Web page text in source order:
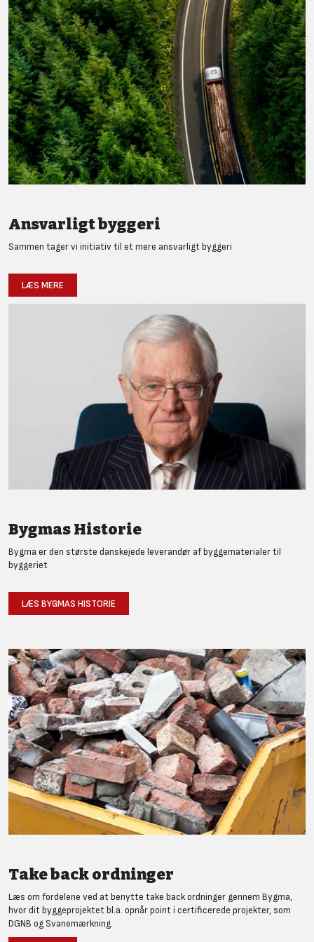
Ansvarligt byggeri
Sammen tager vi initiativ til et mere ansvarligt byggeri
LÆS MERE
Bygmas Historie
Bygma er den største danskejede leverandør af byggematerialer til
byggeriet
LÆS BYGMAS HISTORIE
Take back ordninger
Læs om fordelene ved at benytte take back ordninger gennem Bygma,
hvor dit byggeprojektet bl.a. opnår point i certificerede projekter, som
DGNB og Svanemærkning.